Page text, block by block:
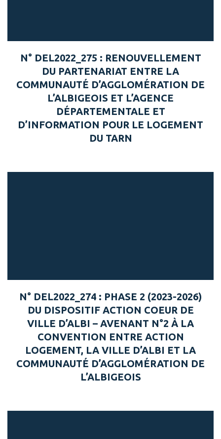
N° DEL2022_275 : RENOUVELLEMENT
DU PARTENARIAT ENTRE LA
COMMUNAUTÉ D’AGGLOMÉRATION DE
L’ALBIGEOIS ET L’AGENCE
DÉPARTEMENTALE ET
D’INFORMATION POUR LE LOGEMENT
DU TARN
N° DEL2022_274 : PHASE 2 (2023-2026)
DU DISPOSITIF ACTION COEUR DE
VILLE D’ALBI – AVENANT N°2 À LA
CONVENTION ENTRE ACTION
LOGEMENT, LA VILLE D’ALBI ET LA
COMMUNAUTÉ D’AGGLOMÉRATION DE
L’ALBIGEOIS